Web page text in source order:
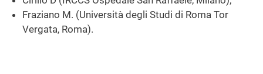
Fraziano M. (Università degli Studi di Roma Tor
Vergata, Roma).